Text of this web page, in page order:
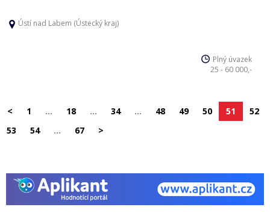
Ústí nad Labem (Ústecký kraj)
Plný úvazek
25 - 60 000,-
< 1 … 18 … 34 … 48 49 50 51
52
53
54 … 67 >